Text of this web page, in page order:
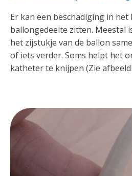
Er kan een beschadiging in het
ballongedeelte zitten. Meestal
het zijstukje van de ballon
of iets verder. Soms helpt het
katheter te knijpen (Zie